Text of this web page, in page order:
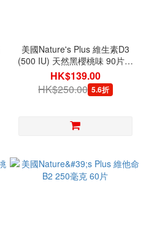
美國Nature's Plus 維生素D3
(500 IU) 天然黑櫻桃味 90片動
物型片劑
HK$139.00
HK$250.00 5.6折